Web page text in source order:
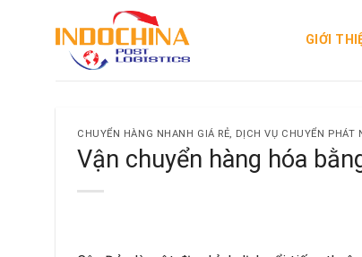
GIỚI
CHUYỂN HÀNG NHANH GIÁ RẺ, DỊCH VỤ CHUYỂN PHÁT
Vận chuyển hàng hóa